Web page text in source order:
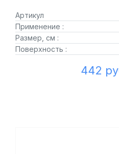
Артикул
Применение :
Размер, см :
Поверхность :
442